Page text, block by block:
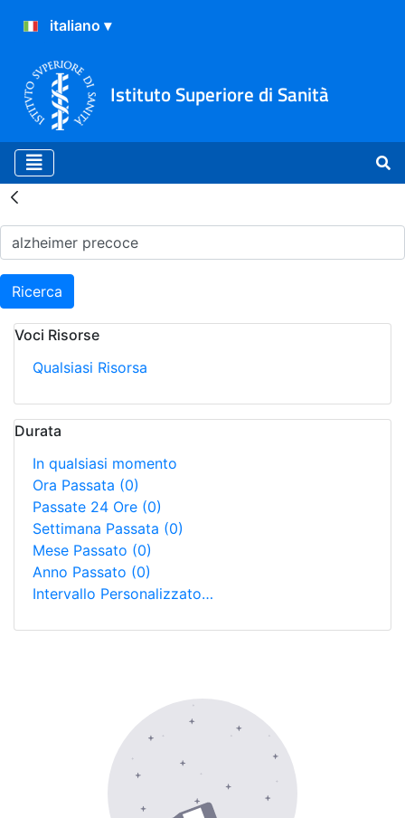
Istituto Superiore di Sanità
Risultati della Ricerca -
Ricerca
Voci Risorse
Qualsiasi Risorsa
Durata
In qualsiasi momento
Ora Passata (0)
Passate 24 Ore (0)
Settimana Passata (0)
Mese Passato (0)
Anno Passato (0)
Intervallo Personalizzato…